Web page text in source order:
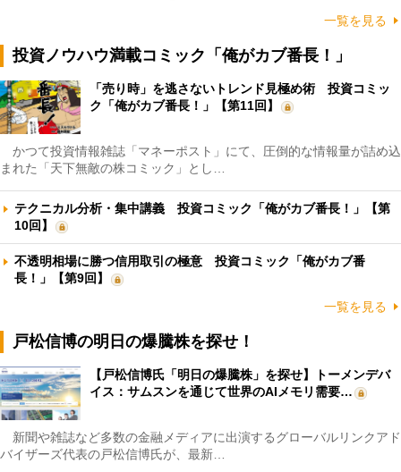
一覧を見る
投資ノウハウ満載コミック「俺がカブ番長！」
「売り時」を逃さないトレンド見極め術 投資コミッ
ク「俺がカブ番長！」【第11回】
かつて投資情報雑誌「マネーポスト」にて、圧倒的な情報量が詰め込
まれた「天下無敵の株コミック」とし…
テクニカル分析・集中講義 投資コミック「俺がカブ番長！」【第
10回】
不透明相場に勝つ信用取引の極意 投資コミック「俺がカブ番
長！」【第9回】
一覧を見る
戸松信博の明日の爆騰株を探せ！
【戸松信博氏「明日の爆騰株」を探せ】トーメンデバ
イス：サムスンを通じて世界のAIメモリ需要…
新聞や雑誌など多数の金融メディアに出演するグローバルリンクアド
バイザーズ代表の戸松信博氏が、最新…